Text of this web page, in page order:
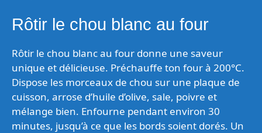
Rôtir le chou blanc au four
Rôtir le chou blanc au four donne une saveur
unique et délicieuse. Préchauffe ton four à 200°C.
Dispose les morceaux de chou sur une plaque de
cuisson, arrose d’huile d’olive, sale, poivre et
mélange bien. Enfourne pendant environ 30
minutes, jusqu’à ce que les bords soient dorés. Un